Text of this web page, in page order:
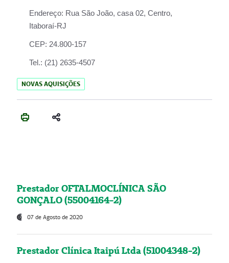
Endereço: Rua São João, casa 02, Centro,
Itaboraí-RJ
CEP: 24.800-157
Tel.: (21) 2635-4507
NOVAS AQUISIÇÕES
Prestador OFTALMOCLÍNICA SÃO
GONÇALO (55004164-2)
07 de Agosto de 2020
Prestador Clínica Itaipú Ltda (51004348-2)